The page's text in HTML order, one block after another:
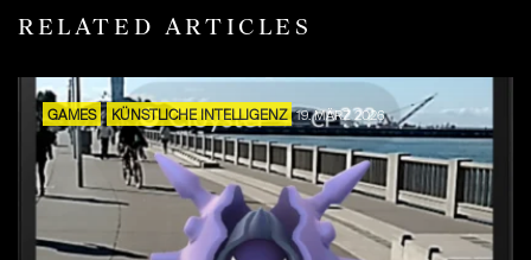
RELATED ARTICLES
GAMES KÜNSTLICHE INTELLIGENZ 19. MÄRZ 2026